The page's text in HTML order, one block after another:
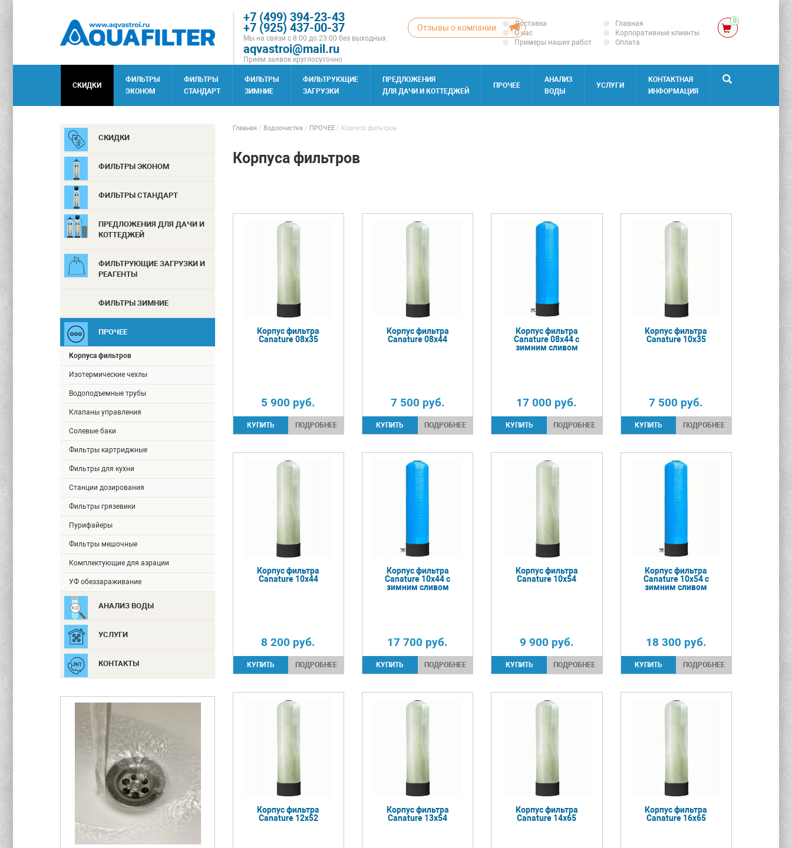
Отзывы о компании
+7 (499) 394-23-43
+7 (925) 437-00-37
Мы на связи с 8:00 до 23:00 без выходных
aqvastroi@mail.ru
Приём заявок круглосуточно
Доставка
О нас
Примеры наших работ
Главная
Корпоративные клиенты
Оплата
0
СКИДКИ
ФИЛЬТРЫ
ЭКОНОМ
ФИЛЬТРЫ
СТАНДАРТ
ФИЛЬТРЫ
ЗИМНИЕ
ФИЛЬТРУЮЩИЕ
ЗАГРУЗКИ
ПРЕДЛОЖЕНИЯ
ДЛЯ ДАЧИ И КОТТЕДЖЕЙ
ПРОЧЕЕ
АНАЛИЗ
ВОДЫ
УСЛУГИ
КОНТАКТНАЯ
ИНФОРМАЦИЯ
СКИДКИ
ФИЛЬТРЫ ЭКОНОМ
ФИЛЬТРЫ СТАНДАРТ
ПРЕДЛОЖЕНИЯ ДЛЯ ДАЧИ И
КОТТЕДЖЕЙ
ФИЛЬТРУЮЩИЕ ЗАГРУЗКИ И
РЕАГЕНТЫ
ФИЛЬТРЫ ЗИМНИЕ
ПРОЧЕЕ
Корпуса фильтров
Изотермические чехлы
Водоподъемные трубы
Клапаны управления
Солевые баки
Фильтры картриджные
Фильтры для кухни
Станции дозирования
Фильтры грязевики
Пурифайеры
Фильтры мешочные
Комплектующие для аэрации
УФ обеззараживание
АНАЛИЗ ВОДЫ
УСЛУГИ
КОНТАКТЫ
Главная / Водоочистка/ ПРОЧЕЕ/ Корпуса фильтров
Корпуса фильтров
Корпус фильтра
Canature 08х35
5 900 руб.
ПОДРОБНЕЕ
Корпус фильтра
Canature 08х44
7 500 руб.
ПОДРОБНЕЕ
Корпус фильтра
Canature 08х44 с
зимним сливом
17 000 руб.
ПОДРОБНЕЕ
Корпус фильтра
Canature 10х35
7 500 руб.
ПОДРОБНЕЕ
Корпус фильтра
Canature 10х44
8 200 руб.
ПОДРОБНЕЕ
Корпус фильтра
Canature 10х44 с
зимним сливом
17 700 руб.
ПОДРОБНЕЕ
Корпус фильтра
Canature 10х54
9 900 руб.
ПОДРОБНЕЕ
Корпус фильтра
Canature 10х54 с
зимним сливом
18 300 руб.
ПОДРОБНЕЕ
Корпус фильтра
Canature 12х52
Корпус фильтра
Canature 13х54
Корпус фильтра
Canature 14х65
Корпус фильтра
Canature 16х65